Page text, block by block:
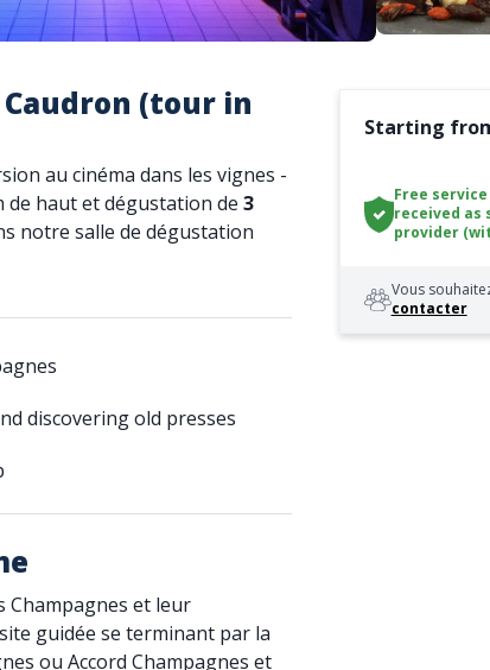
(tour in
au cinéma dans les vignes -
de haut et dégustation de 3
notre salle de dégustation
discovering old presses
Champagnes et leur
guidée se terminant par la
ou Accord Champagnes et
Starting
Free
received as
provider
Vous
contacter